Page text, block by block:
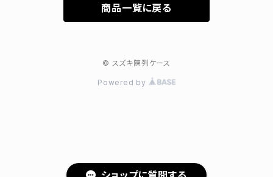
カラーフレーム3Hガラスショーケース
商品一覧に戻る
© スズキ陳列ケース
Powered by